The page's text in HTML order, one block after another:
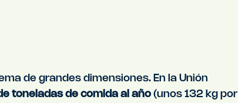
de grandes dimensiones. En la Unión
toneladas de comida al año (unos 132 kg por